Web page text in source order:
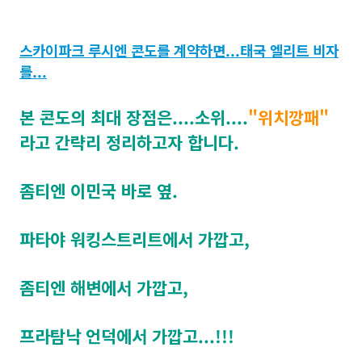
스카이파크 루시엔 콘도를 계약하면...태국 엘리트 비자
를...
본 콘도의 최대 장점은....소위...."위치깡패"
라고 간략리 정리하고자 합니다.
좀티엔 이민국 바로 옆.
파타야 워킹스트리트에서 가깝고,
좀티엔 해변에서 가깝고,
프라탐낙 언덕에서 가깝고...!!!